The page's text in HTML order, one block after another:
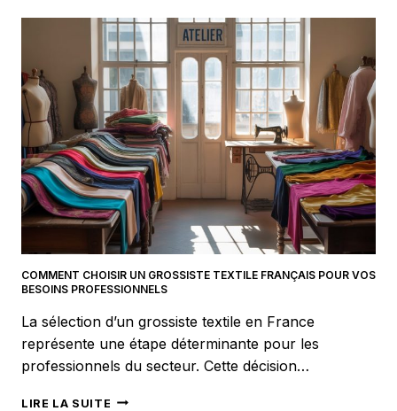
COMMENT CHOISIR UN GROSSISTE TEXTILE FRANÇAIS POUR VOS
BESOINS PROFESSIONNELS
La sélection d’un grossiste textile en France
représente une étape déterminante pour les
professionnels du secteur. Cette décision…
LIRE LA SUITE COMMENT